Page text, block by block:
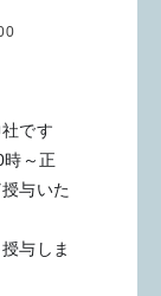
です
～正
与いた
与しま